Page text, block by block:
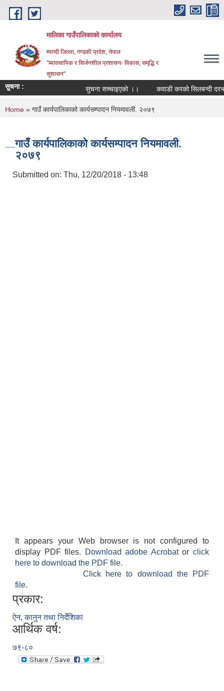
Skip to main content
मालिका गाउँपालिकाको कार्यालय
म्याग्दी जिल्ला, गण्डकी प्रदेश, नेपाल
"ब्यावसायिक र सिर्जनशील प्रशासनः विकास, समृद्धि र
सुशासन"
सुचना : सुचना सच्चाइएको ।। कवाडी करको सिलबन्दी
You are here
Home » गाउँ कार्यपालिकाको कार्यसम्पादन नियमावली. २०७९
गाउँ कार्यपालिकाको कार्यसम्पादन नियमावली.
२०७९
Submitted on: Thu, 12/20/2018 - 13:48
It appears your Web browser is not configured to
display PDF files.
Download adobe Acrobatorclick
here to download the PDF file.
Click here to download the PDF
file.
प्रकार:
ऐन, कानुन तथा निर्देशिका
आर्थिक वर्ष:
७९-८०